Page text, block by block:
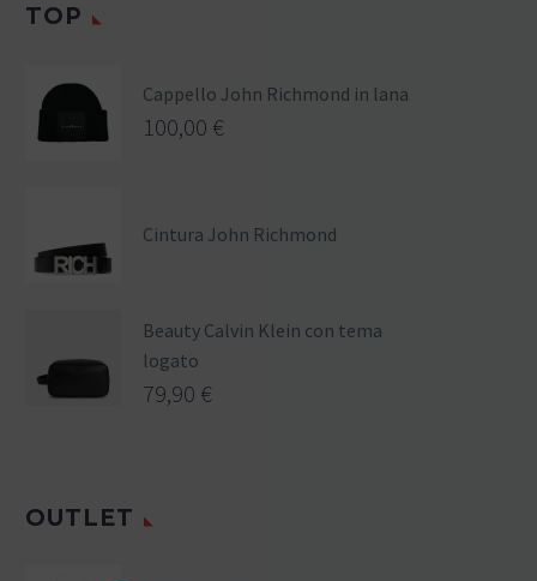
TOP
Cappello John Richmond in lana
100,00 €
Cintura John Richmond
Beauty Calvin Klein con tema
logato
79,90 €
OUTLET